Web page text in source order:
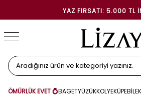
YAZ FIRSATI: 5.000 TL
ÖMÜRLÜK EVET 💍BAGETYÜZÜKKOLYEKÜPE